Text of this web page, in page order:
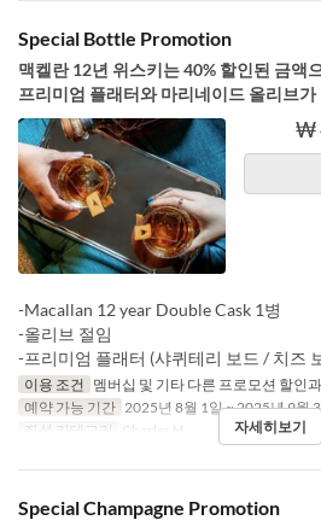
Special Bottle Promotion
맥켈란 12년 위스키는 40% 할인된 금액
프리미엄 플래터와 마리네이드 올리브
₩
-Macallan 12 year Double Cask 1병
-올리브 절임
-프리미엄 플래터 (샤퀴테리 보드 / 치즈
이용 조건
멤버십 및 기타 다른 프로모션 할인
예약 가능 기간 2025년 8월 1일 ~ 2025년 9월
좌석 카테고리
Charles H. 자세히보기
Special Champagne Promotion